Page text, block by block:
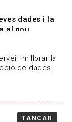
dades i la
al nou
i millorar la
de dades
TANCAR